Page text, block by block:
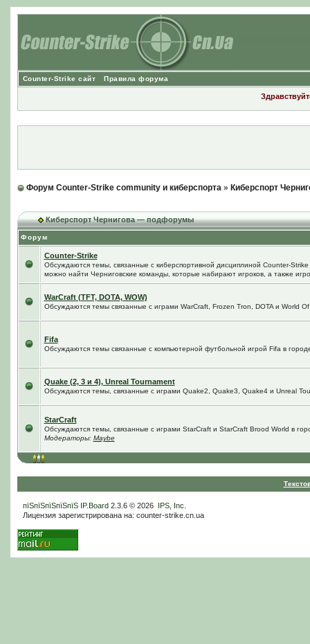
Counter-Strike сайт Правила форума
Форум Counter-Strike community и киберспорта» Киберспорт
Киберспорт Чернигова — подфорумы
Форум
Counter-Strike
Обсуждаются темы, связанные с киберспортивной дисциплиной Counter-Strike
можно найти Черниговские команды, которые набирают игроков, а также
WarCraft (TFT, DOTA, WOW)
Обсуждаются темы связанные с играми WarCraft, Frozen Tron, DOTA и World
Fifa
Обсуждаются темы связанные с компьютерной футбольной игрой Fifa в
Quake (2, 3 и 4), Unreal Tournament
Обсуждаются темы, связанные с играми Quake2, Quake3, Quake4 и Unreal
StarCraft
Обсуждаются темы, связанные с играми StarCraft и StarCraft Brood World в
Модераторы: Maybe
пїЅпїЅпїЅпїЅпїЅ IP.Board2.3.6 © 2026 IPS, Inc
Лицензия зарегистрирована на: counter-strike.cn.ua